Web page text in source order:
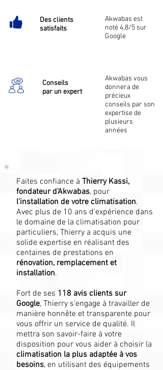
Des clients
satisfaits
Akwabas est
noté 4,8/5 sur
Google
Conseils
par un expert
Akwabas vous
donnera de
précieux
conseils par son
expertise de
plusieurs
années
Faites confiance à Thierry Kassi,
fondateur d'Akwabas, pour
l'installation de votre climatisation.
Avec plus de 10 ans d'expérience dans
le domaine de la climatisation pour
particuliers, Thierry a acquis une
solide expertise en réalisant des
centaines de prestations en
rénovation, remplacement et
installation.
Fort de ses 118 avis clients sur
Google, Thierry s'engage à travailler de
manière honnête et transparente pour
vous offrir un service de qualité. Il
mettra son savoir-faire à votre
disposition pour vous aider à choisir la
climatisation la plus adaptée à vos
besoins, en utilisant des équipements